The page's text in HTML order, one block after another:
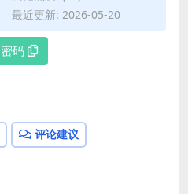
最近更新: 2026-05-20
密码
评论建议